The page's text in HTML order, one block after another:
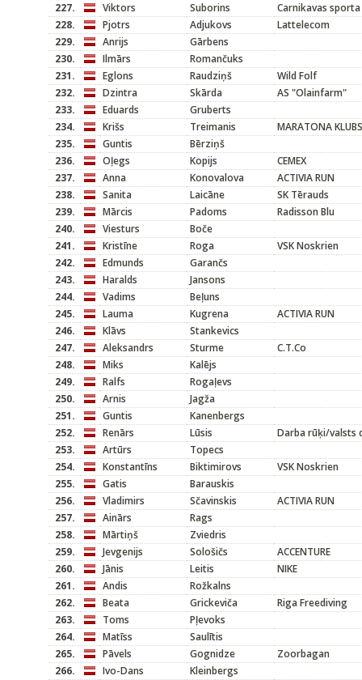
227.
Viktors Suborins
Carnikavas
228.
Pjotrs Adjukovs
Lattelecom
229.
Anrijs
Gārbens
230.
Ilmārs
Romančuks
231.
Eglons Raudziņš
Wild Folf
232.
Dzintra Skārda
AS "Olainfarm"
233.
Eduards
Gruberts
234.
Krišs Treimanis
MARATONA KLUBS
235.
Guntis
Bērziņš
236.
Oļegs Kopijs
CEMEX
237.
Anna Konovalova
ACTIVIA RUN
238.
Sanita Laicāne
SK Tērauds
239.
Mārcis Padoms
Radisson Blu
240.
Viesturs
Boče
241.
Kristīne Roga
VSK Noskrien
242.
Edmunds
Garančs
243.
Haralds
Jansons
244.
Vadims
Beļuns
245.
Lauma Kugrena
ACTIVIA RUN
246.
Klāvs
Stankevics
247.
Aleksandrs Sturme
C.T.Co
248.
Miks
Kalējs
249.
Ralfs
Rogaļevs
250.
Arnis
Jagža
251.
Guntis
Kanenbergs
252.
Renārs Lūsis
Darba rūķi/valsts
253.
Artūrs
Topecs
254.
Konstantīns Biktimirovs
VSK Noskrien
255.
Gatis
Barauskis
256.
Vladimirs Sčavinskis
ACTIVIA RUN
257.
Ainārs
Rags
258.
Mārtiņš
Zviedris
259.
Jevgenijs Sološičs
ACCENTURE
260.
Jānis Leitis
NIKE
261.
Andis
Rožkalns
262.
Beata Grickeviča
Riga Freediving
263.
Toms
Pļevoks
264.
Matīss
Saulītis
265.
Pāvels Gognidze
Zoorbagan
266.
Ivo-Dans
Kleinbergs